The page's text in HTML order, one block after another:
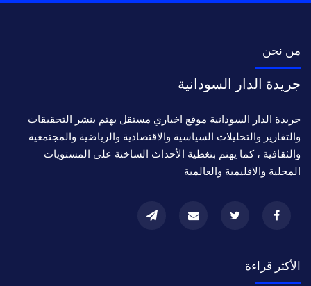
من نحن
جريدة الدار السودانية
جريدة الدار السودانية موقع اخباري مستقل يهتم بنشر التحقيقات
والتقارير والتحليلات السياسية والاقتصادية والرياضية والمجتمعية
والثقافية ، كما يهتم بتغطية الأحداث الساخنة على المستويات
المحلية والاقليمية والعالمية
الأكثر قراءة